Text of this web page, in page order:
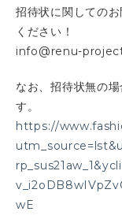
招待状に関しての
ください！
info@renu-
なお、招待状無の
す。
https://
wE